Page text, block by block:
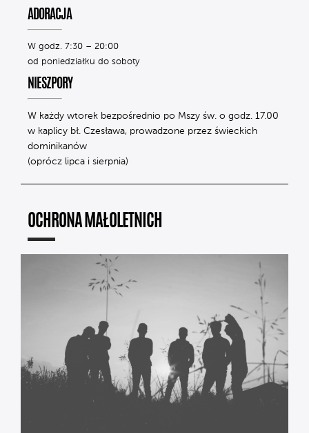
ADORACJA
W godz. 7:30 – 20:00
od poniedziałku do soboty
NIESZPORY
W każdy wtorek bezpośrednio po Mszy św. o godz. 17.00
w kaplicy bł. Czesława, prowadzone przez świeckich
dominikanów
(oprócz lipca i sierpnia)
OCHRONA MAŁOLETNICH